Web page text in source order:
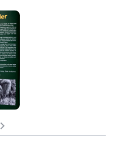
chevron_right